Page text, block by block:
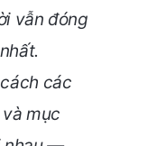
vẫn đóng
các
mục